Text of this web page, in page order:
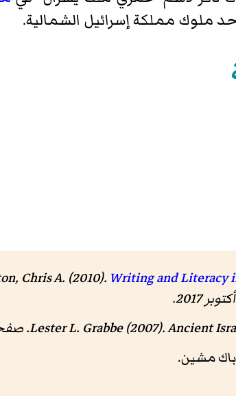
ملوك مملكة إسرائيل الشمالية.
Chris A. (2010). Writing and Literacy
Lester L. Grabbe (2007).Ancient